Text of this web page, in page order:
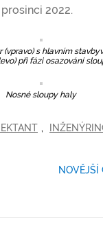
2022.
(vpravo) s hlavním
při fázi osazování
Nosné sloupy haly
,
NOVĚJŠÍ